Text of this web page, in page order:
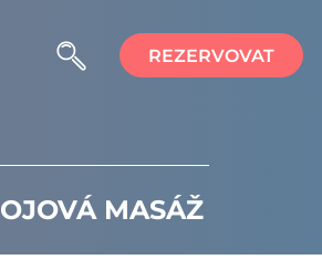
REZERVOVAT
MASÁŽ